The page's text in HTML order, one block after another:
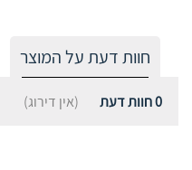
חוות דעת על המוצר
0חוות דעת (אין דירוג)